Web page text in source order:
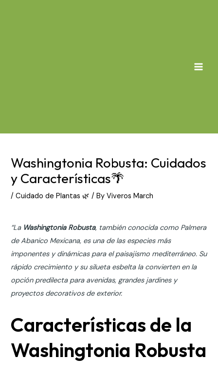
MAIN
Washingtonia Robusta: Cuidados
y Características🌴
/Cuidado de Plantas 🌿 / ByViveros March
“La Washingtonia Robusta, también conocida como Palmera
de Abanico Mexicana, es una de las especies más
imponentes y dinámicas para el paisajismo mediterráneo. Su
rápido crecimiento y su silueta esbelta la convierten en la
opción predilecta para avenidas, grandes jardines y
proyectos decorativos de exterior.
Características de la
Washingtonia Robusta